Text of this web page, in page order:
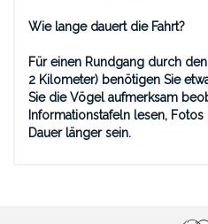
Wie lange dauert die Fahrt?
Für einen Rundgang durch
2 Kilometer) benötigen Sie
Sie die Vögel aufmerksam
Informationstafeln lesen,
Dauer länger sein.